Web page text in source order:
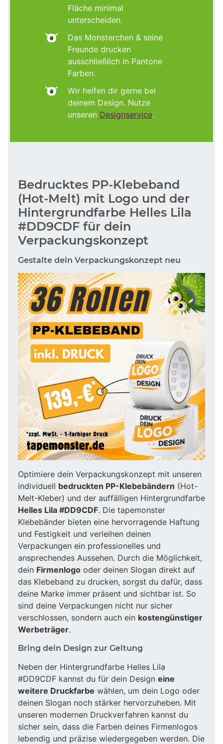
Fläche minimal
unterscheiden.
Das Monsterchen & seine
Freunde drucken
ausschließlich in Pantone
Farben.
Wir helfen dir gerne bei
deinem Design. Nutze
unseren Designservice.
Bedrucktes PP-Klebeband
(Hot-Melt) mit Logo und der
Hintergrundfarbe Helles Lila
#DD9CDF für dein
Verpackungskonzept
Gestalte dein Verpackungskonzept neu
Optimiere dein Verpackungskonzept mit unseren
individuell bedruckten PP-Klebebändern (Hot-
Melt-Kleber) und der auffälligen Hintergrundfarbe
Helles Lila #DD9CDF. Die tapemonster
Klebebänder bieten eine hervorragende Haftung
und Festigkeit und verleihen deinen
Verpackungen ein professionelles und
ansprechendes Aussehen. Durch die Möglichkeit,
dein Firmenlogo oder deinen Slogan direkt auf
das Klebeband zu drucken, sorgst du dafür, dass
deine Marke immer präsent und sichtbar ist. So
sind deine Verpackungen nicht nur sicher
verschlossen, sondern auch ein kostengünstiger
Werbeträger.
Bring dein Design zur Geltung
Neben der Hintergrundfarbe Helles Lila
#DD9CDF kannst du für dein Design eine
weitere Druckfarbe wählen, um dein Logo oder
deinen Slogan noch stärker hervorzuheben. Mit
unseren modernen Druckverfahren kannst du
sicher sein, dass die Farben deines Firmenlogos
lebendig und präzise wiedergegeben werden. Die